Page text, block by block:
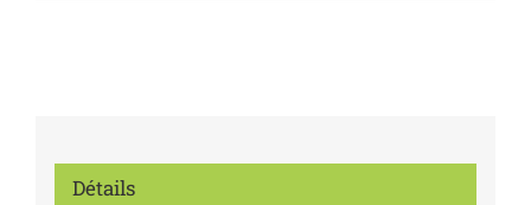
Détails